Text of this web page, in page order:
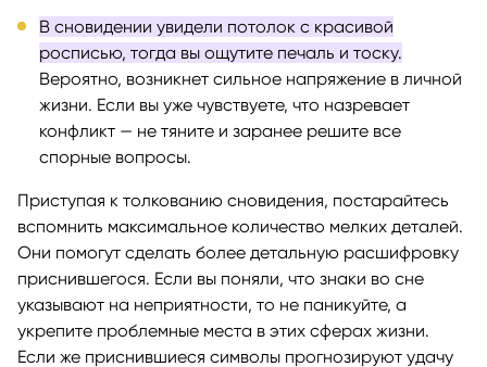
В сновидении увидели потолок с красивой
росписью, тогда вы ощутите печаль и тоску.
Вероятно, возникнет сильное напряжение в личной
жизни. Если вы уже чувствуете, что назревает
конфликт — не тяните и заранее решите все
спорные вопросы.
Приступая к толкованию сновидения, постарайтесь
вспомнить максимальное количество мелких деталей.
Они помогут сделать более детальную расшифровку
приснившегося. Если вы поняли, что знаки во сне
указывают на неприятности, то не паникуйте, а
укрепите проблемные места в этих сферах жизни.
Если же приснившиеся символы прогнозируют удачу